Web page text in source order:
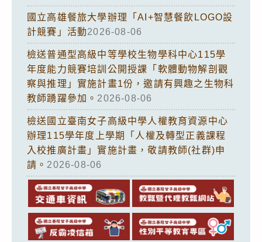
國立高雄餐旅大學辦理「AI+智慧餐飲LOGO設
計競賽」活動2026-08-06
檢送普通型高級中等學校生物學科中心115學
年度能力競賽培訓公開授課「軟體動物解剖觀
察與推理」實施計畫1份，邀請有興趣之生物科
教師踴躍參加。 2026-08-06
檢送國立臺南女子高級中學人權教育資源中心
辦理115學年度上學期「人權及轉型正義課程
入校推廣計畫」實施計畫，敬請教師(社群)申
請。 2026-08-06